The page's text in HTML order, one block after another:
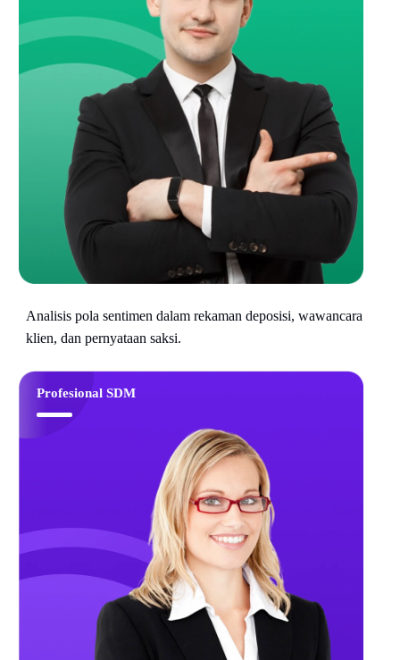
Analisis pola sentimen dalam rekaman deposisi, wawancara
klien, dan pernyataan saksi.
Profesional SDM